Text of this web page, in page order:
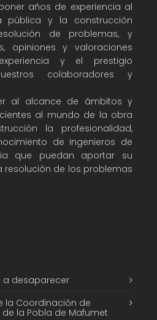
años de experiencia al
pública y la construcción
de problemas, y
opiniones y valoraciones
y el prestigio
colaboradores y
al alcance de ámbitos y
al mundo de la obra
la profesionalidad,
de ingenieros de
que puedan aportar su
resolución de los problemas
a desaparecer
la Coordinación de
de la Pobla de Mafumet